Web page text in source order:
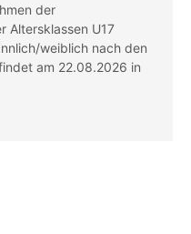
der
Altersklassen U17
weiblich nach den
am 22.08.2026 in